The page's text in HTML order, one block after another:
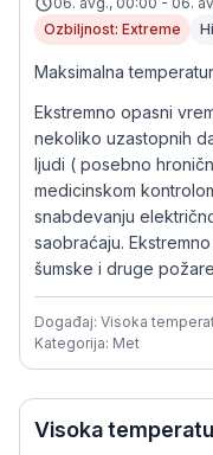
Ozbiljnost: Extreme
Maksimalna
Ekstremno opasni
nekoliko uzastopnih
ljudi ( posebno
medicinskom
snabdevanju
saobraćaju.
šumske i druge
Događaj: Visoka
Kategorija: Met
Visoka